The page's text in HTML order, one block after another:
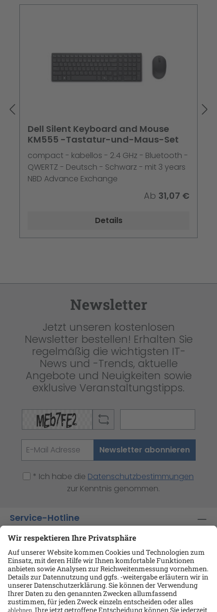
Dell Silent Keyboard and Mouse
KM555 -Tastatur-und-Maus-Set
compact - kabellos - 2.4 GHz - Bluetooth -
QWERTZ - Deutsch - Schwarz - mit 3 years
NBD Advance Exchange
Ab 31,07 €
Details
Newsletter
Jetzt unseren kostenlosen
Newsletter bestellen! Erhalten Sie
regelmäßig die wichtigsten IT-
News und -Trends, aktuelle
Angebote und Neuigkeiten sowie
exklusive Veranstaltungstipps.
Newsletter abonnieren
* Ich habe die Datenschutzbestimmungen
zur Kenntnis genommen.
Service-Hotline
Shop-Service
Informationen